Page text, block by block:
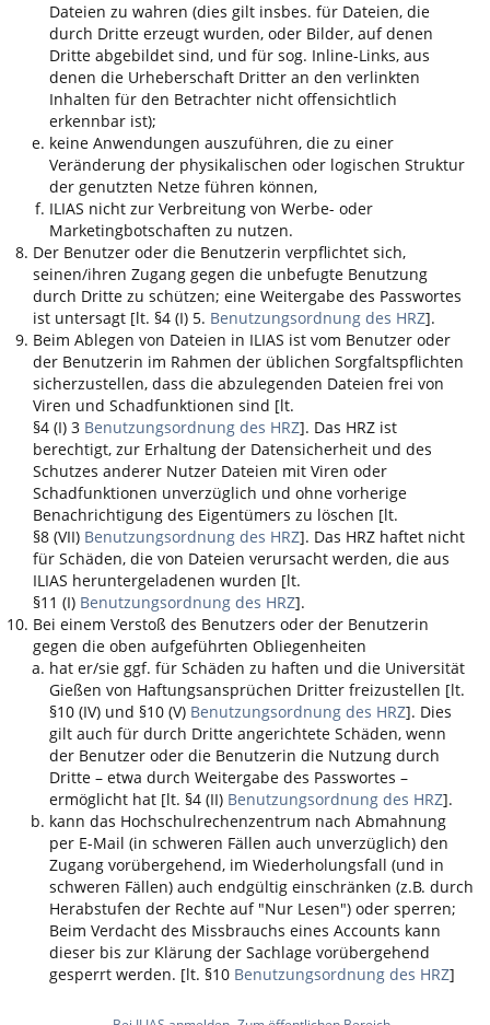
Dateien zu wahren (dies gilt insbes. für Dateien, die
durch Dritte erzeugt wurden, oder Bilder, auf denen
Dritte abgebildet sind, und für sog. Inline-Links, aus
denen die Urheberschaft Dritter an den verlinkten
Inhalten für den Betrachter nicht offensichtlich
erkennbar ist);
keine Anwendungen auszuführen, die zu einer
Veränderung der physikalischen oder logischen Struktur
der genutzten Netze führen können,
ILIAS nicht zur Verbreitung von Werbe- oder
Marketingbotschaften zu nutzen.
Der Benutzer oder die Benutzerin verpflichtet sich,
seinen/ihren Zugang gegen die unbefugte Benutzung
durch Dritte zu schützen; eine Weitergabe des Passwortes
ist untersagt [lt. §4 (I) 5. Benutzungsordnung des HRZ].
Beim Ablegen von Dateien in ILIAS ist vom Benutzer oder
der Benutzerin im Rahmen der üblichen Sorgfaltspflichten
sicherzustellen, dass die abzulegenden Dateien frei von
Viren und Schadfunktionen sind [lt.
§4 (I) 3 Benutzungsordnung des HRZ]. Das HRZ ist
berechtigt, zur Erhaltung der Datensicherheit und des
Schutzes anderer Nutzer Dateien mit Viren oder
Schadfunktionen unverzüglich und ohne vorherige
Benachrichtigung des Eigentümers zu löschen [lt.
§8 (VII) Benutzungsordnung des HRZ]. Das HRZ haftet nicht
für Schäden, die von Dateien verursacht werden, die aus
ILIAS heruntergeladenen wurden [lt.
§11 (I) Benutzungsordnung des HRZ].
Bei einem Verstoß des Benutzers oder der Benutzerin
gegen die oben aufgeführten Obliegenheiten
hat er/sie ggf. für Schäden zu haften und die Universität
Gießen von Haftungsansprüchen Dritter freizustellen [lt.
§10 (IV) und §10 (V) Benutzungsordnung des HRZ]. Dies
gilt auch für durch Dritte angerichtete Schäden, wenn
der Benutzer oder die Benutzerin die Nutzung durch
Dritte – etwa durch Weitergabe des Passwortes –
ermöglicht hat [lt. §4 (II) Benutzungsordnung des HRZ].
kann das Hochschulrechenzentrum nach Abmahnung
per E-Mail (in schweren Fällen auch unverzüglich) den
Zugang vorübergehend, im Wiederholungsfall (und in
schweren Fällen) auch endgültig einschränken (z.B. durch
Herabstufen der Rechte auf "Nur Lesen") oder sperren;
Beim Verdacht des Missbrauchs eines Accounts kann
dieser bis zur Klärung der Sachlage vorübergehend
gesperrt werden. [lt. §10 Benutzungsordnung des HRZ]